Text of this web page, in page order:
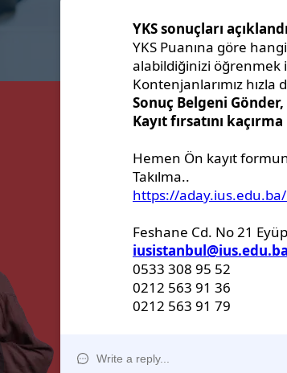
Uluslararası Saraybosna Üniversitesi
Aday
Denklik